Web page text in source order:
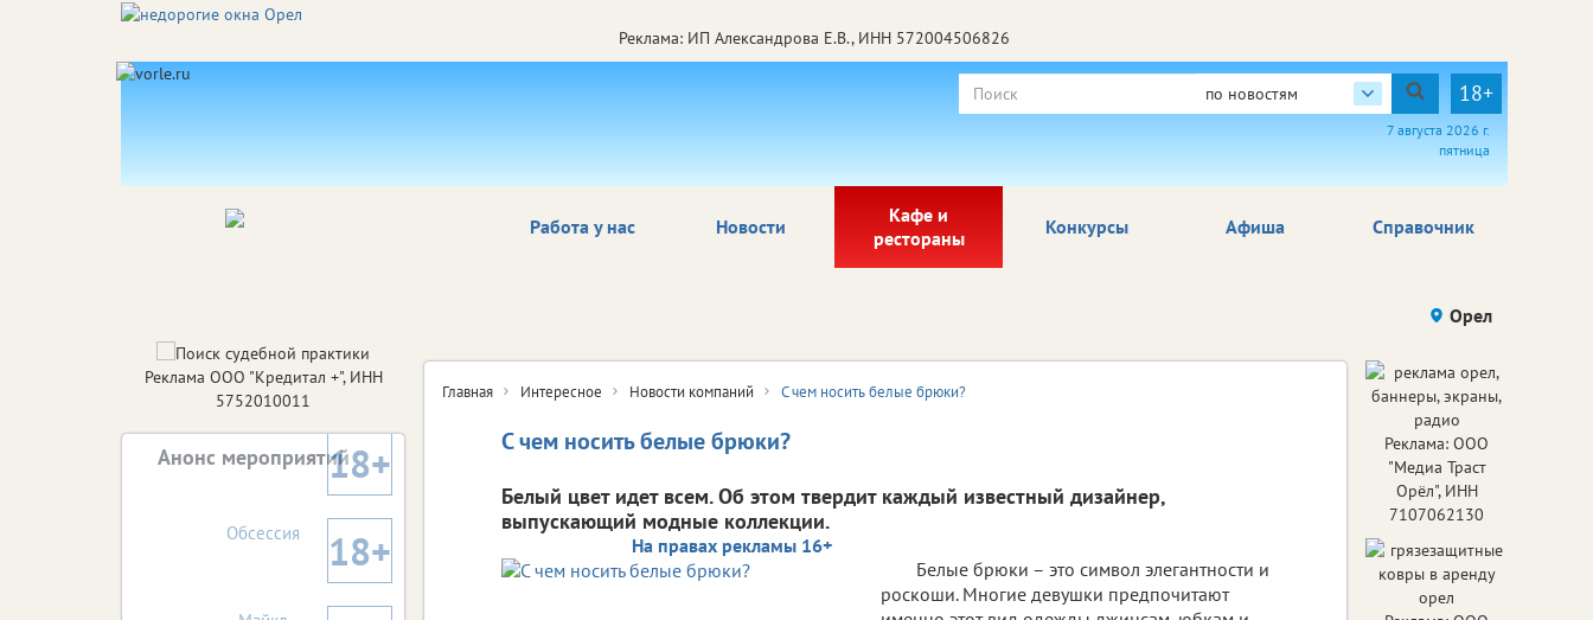
Реклама: ИП Александрова Е.В., ИНН 572004506826
по новостям 18+
7 августа 2026 г.
пятница
Работа у нас Новости
Кафе и
рестораны
Афиша Справочник
Конкурсы
Орел
Главная Интересное Новости компаний С чем носить белые брюки?
С чем носить белые брюки?
Белый цвет идет всем. Об этом твердит каждый известный дизайнер,
выпускающий модные коллекции.
На правах рекламы 16+
Белые брюки – это символ элегантности и
роскоши. Многие девушки предпочитают
Реклама ООО "Кредитал +", ИНН
5752010011
Анонс мероприятий18+
Обсессия 18+
Реклама: ООО
"Медиа Траст
Орёл", ИНН
7107062130